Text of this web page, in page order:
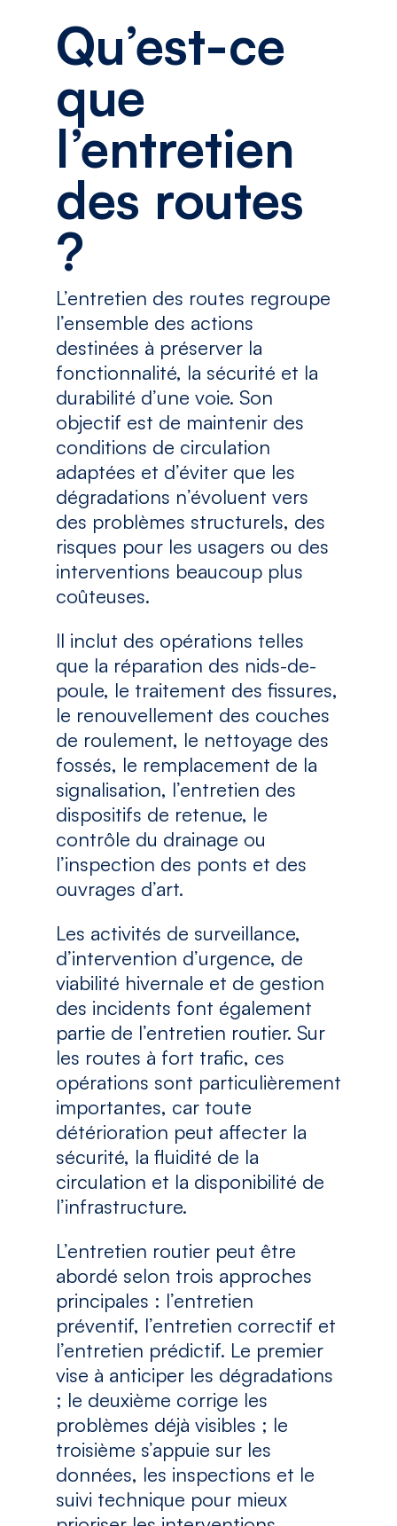
Qu’est-ce
que
l’entretien
des routes
?
L’entretien des routes regroupe
l’ensemble des actions
destinées à préserver la
fonctionnalité, la sécurité et la
durabilité d’une voie. Son
objectif est de maintenir des
conditions de circulation
adaptées et d’éviter que les
dégradations n’évoluent vers
des problèmes structurels, des
risques pour les usagers ou des
interventions beaucoup plus
coûteuses.
Il inclut des opérations telles
que la réparation des nids-de-
poule, le traitement des fissures,
le renouvellement des couches
de roulement, le nettoyage des
fossés, le remplacement de la
signalisation, l’entretien des
dispositifs de retenue, le
contrôle du drainage ou
l’inspection des ponts et des
ouvrages d’art.
Les activités de surveillance,
d’intervention d’urgence, de
viabilité hivernale et de gestion
des incidents font également
partie de l’entretien routier. Sur
les routes à fort trafic, ces
opérations sont particulièrement
importantes, car toute
détérioration peut affecter la
sécurité, la fluidité de la
circulation et la disponibilité de
l’infrastructure.
L’entretien routier peut être
abordé selon trois approches
principales : l’entretien
préventif, l’entretien correctif et
l’entretien prédictif. Le premier
vise à anticiper les dégradations
; le deuxième corrige les
problèmes déjà visibles ; le
troisième s’appuie sur les
données, les inspections et le
suivi technique pour mieux